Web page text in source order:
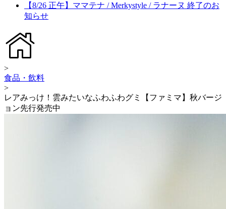
【8/26 正午】ママテナ / Merkystyle / ラナーヌ 終了のお
知らせ
>
食品・飲料
>
レアみっけ！雲みたいなふわふわグミ【ファミマ】秋バージ
ョン先行発売中